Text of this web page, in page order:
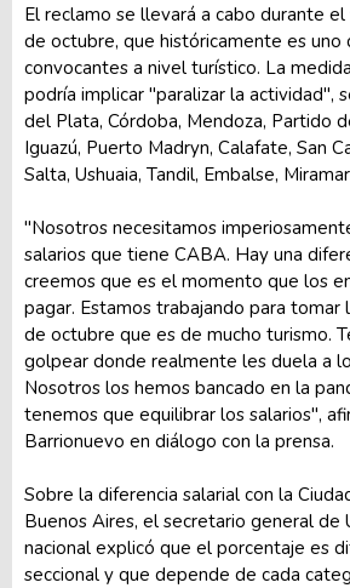
El reclamo se llevará a cabo durante
de octubre, que históricamente es uno
convocantes a nivel turístico. La
podría implicar "paralizar la actividad",
del Plata, Córdoba, Mendoza, Partido
Iguazú, Puerto Madryn, Calafate, San
Salta, Ushuaia, Tandil, Embalse,
"Nosotros necesitamos
salarios que tiene CABA. Hay una
creemos que es el momento que los
pagar. Estamos trabajando para tomar
de octubre que es de mucho turismo.
golpear donde realmente les duela a
Nosotros los hemos bancado en la
tenemos que equilibrar los salarios",
Barrionuevo en diálogo con la prensa.
Sobre la diferencia salarial con la
Buenos Aires, el secretario general de
nacional explicó que el porcentaje es
seccional y que depende de cada